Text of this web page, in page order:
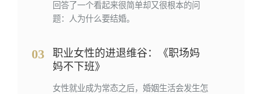
回答了一个看起来很简单却又很根本的问
题：人为什么要结婚。
03
职业女性的进退维谷：《职场妈
妈不下班》
女性就业成为常态之后，婚姻生活会发生怎